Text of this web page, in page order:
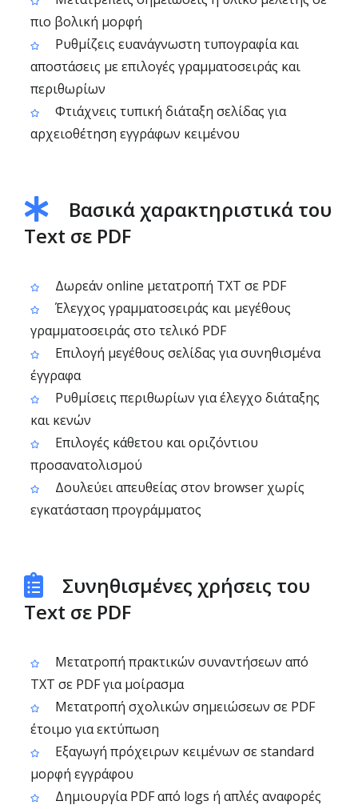
πιο βολική μορφή
Ρυθμίζεις ευανάγνωστη τυπογραφία και
αποστάσεις με επιλογές γραμματοσειράς και
περιθωρίων
Φτιάχνεις τυπική διάταξη σελίδας για
αρχειοθέτηση εγγράφων κειμένου
Βασικά χαρακτηριστικά του
Text σε PDF
Δωρεάν online μετατροπή TXT σε PDF
Έλεγχος γραμματοσειράς και μεγέθους
γραμματοσειράς στο τελικό PDF
Επιλογή μεγέθους σελίδας για συνηθισμένα
έγγραφα
Ρυθμίσεις περιθωρίων για έλεγχο διάταξης
και κενών
Επιλογές κάθετου και οριζόντιου
προσανατολισμού
Δουλεύει απευθείας στον browser χωρίς
εγκατάσταση προγράμματος
Συνηθισμένες χρήσεις του
Text σε PDF
Μετατροπή πρακτικών συναντήσεων από
TXT σε PDF για μοίρασμα
Μετατροπή σχολικών σημειώσεων σε PDF
έτοιμο για εκτύπωση
Εξαγωγή πρόχειρων κειμένων σε standard
μορφή εγγράφου
Δημιουργία PDF από logs ή απλές αναφορές